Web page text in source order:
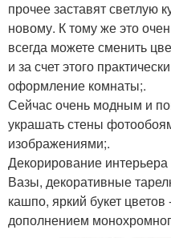
прочее заставят светлую
новому. К тому же это
всегда можете сменить
и за счет этого
оформление комнаты;.
Сейчас очень модным и
украшать стены
изображениями;.
Декорирование
Вазы, декоративные
кашпо, яркий букет
дополнением